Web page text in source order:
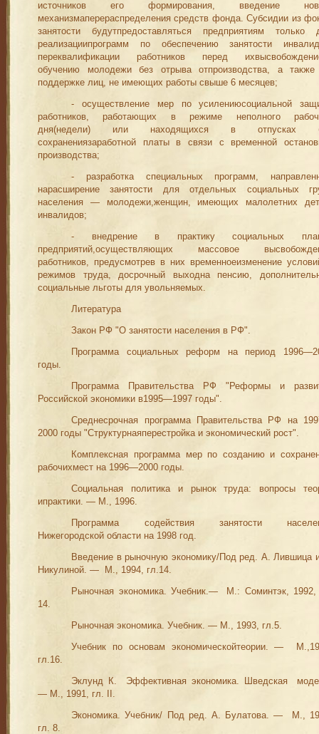
источников его формирования, введение
механизмаперераспределения средств фонда. Субсидии из
занятости будутпредоставляться предприятиям только
реализациипрограмм по обеспечению заня­тости
переквалификации работников перед ихвысвобожде
обучению молодежи без отрыва отпроизводства, а
поддержке лиц, не имеющих работы свыше 6 месяцев;
- осуществление мер по усилениюсоциальной
работников, работающих в режиме неполного
дня(недели) или находящихся в отпусках
сохранениязаработной платы в связи с временной
производства;
- разработка специальных программ,
нарасширение занятости для отдельных социальных
населения — молодежи,женщин, имеющих малолетних
инвалидов;
- внедрение в практику социальных
предприятий,осуществ­ляющих массовое
работников, предусмотрев в них временноеизменение
режимов труда, досрочный выходна пенсию,
социальные льготы для увольняемых.
Литература
Закон РФ"О занятости населения в РФ".
Программа социальных реформ на период 1996—2
годы.
Программа Правительства РФ"Реформы и
Российской экономики в1995—1997 годы".
Среднесрочная программа Правительства РФ на
2000 годы "Структурнаяперестройка и экономический рост".
Комплексная программа мер по созданию и
рабочихмест на 1996—2000 годы.
Социальная политика и рынок труда: вопросы
ипрактики. — М., 1996.
Программа содействия занятости
Нижегородской области на 1998 год.
Введение в рыночную экономику/Под ред. А. Лившица
Никулиной. — М., 1994, гл.14.
Рыночная экономика. Учебник.— М .: Соминтэк, 1992,
14.
Рыночнаяэкономика. Учебник. — М ., 1993, гл.5.
Учебник по основам экономическойтеории. — М .,
гл.16.
Эклунд К. Эффективная экономика. Шведская
— М ., 1991, гл. II.
Экономика. Учебник/ Под ред. А. Булатова. — М .,
гл. 8.